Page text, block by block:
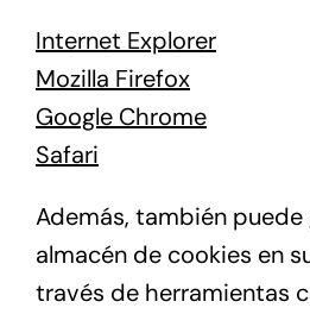
Internet Explorer
Mozilla Firefox
Google Chrome
Safari
Además, también puede
almacén de cookies en
través de herramientas